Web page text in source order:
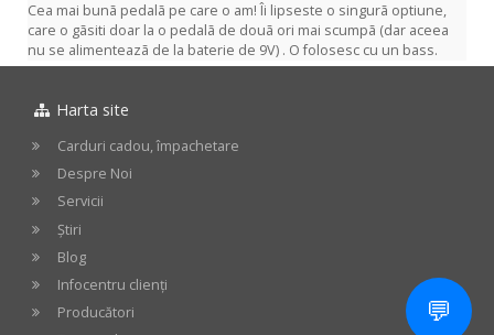
Cea mai bunã pedalã pe care o am! Îi lipseste o singurã optiune,
care o gãsiti doar la o pedalã de douã ori mai scumpã (dar aceea
nu se alimenteazã de la baterie de 9V) . O folosesc cu un bass.
Harta site
Carduri cadou, împachetare
Despre Noi
Servicii
Știri
Blog
Infocentru clienți
Producători
💬